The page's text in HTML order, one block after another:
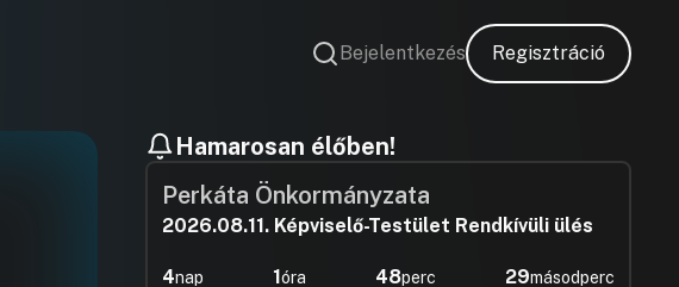
Bejelentkezés Regisztráció
Hamarosan élőben!
Perkáta Önkormányzata
2026.08.11. Képviselő-Testület Rendkívüli ülés
4nap 1óra 48perc 28másodperc